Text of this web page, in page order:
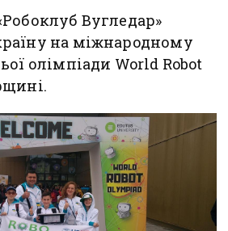
Вугледар»
на міжнародному
олімпіади World Robot